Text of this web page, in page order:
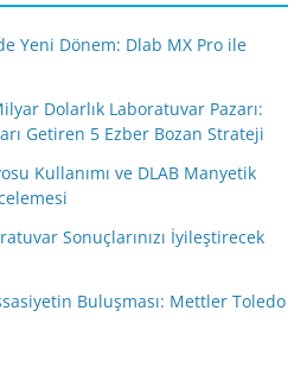
Yeni Dönem: Dlab MX Pro ile
Dolarlık Laboratuvar Pazarı:
Getiren 5 Ezber Bozan Strateji
Kullanımı ve DLAB Manyetik
Sonuçlarınızı İyileştirecek
Buluşması: Mettler Toledo